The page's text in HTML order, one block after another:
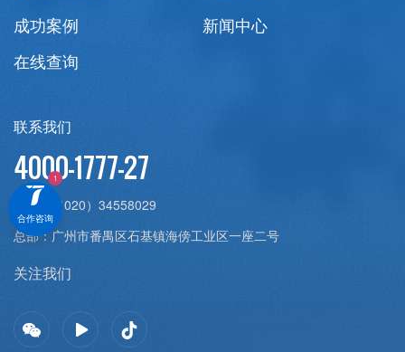
成功案例
新闻中心
在线查询
联系我们
4000-1777-27
传真：
（020）34558029
总部：广州市番禺区石基镇海傍工业区一座二号
关注我们
合作咨询